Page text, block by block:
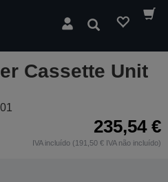
Pesquisar
Cassette Unit
235,54 €
IVA incluído (191,50 € IVA não incluído)